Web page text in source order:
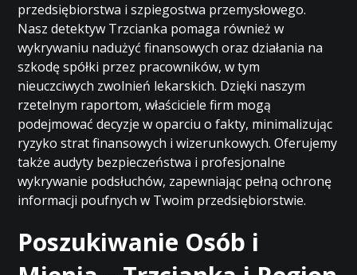
przedsiębiorstwa i szpiegostwa przemysłowego.
Nasz detektyw Trzcianka pomaga również w
wykrywaniu nadużyć finansowych oraz działania na
szkodę spółki przez pracowników, w tym
nieuczciwych zwolnień lekarskich. Dzięki naszym
rzetelnym raportom, właściciele firm mogą
podejmować decyzje w oparciu o fakty, minimalizując
ryzyko strat finansowych i wizerunkowych. Oferujemy
także audyty bezpieczeństwa i profesjonalne
wykrywanie podsłuchów, zapewniając pełną ochronę
informacji poufnych w Twoim przedsiębiorstwie.
Poszukiwanie Osób i